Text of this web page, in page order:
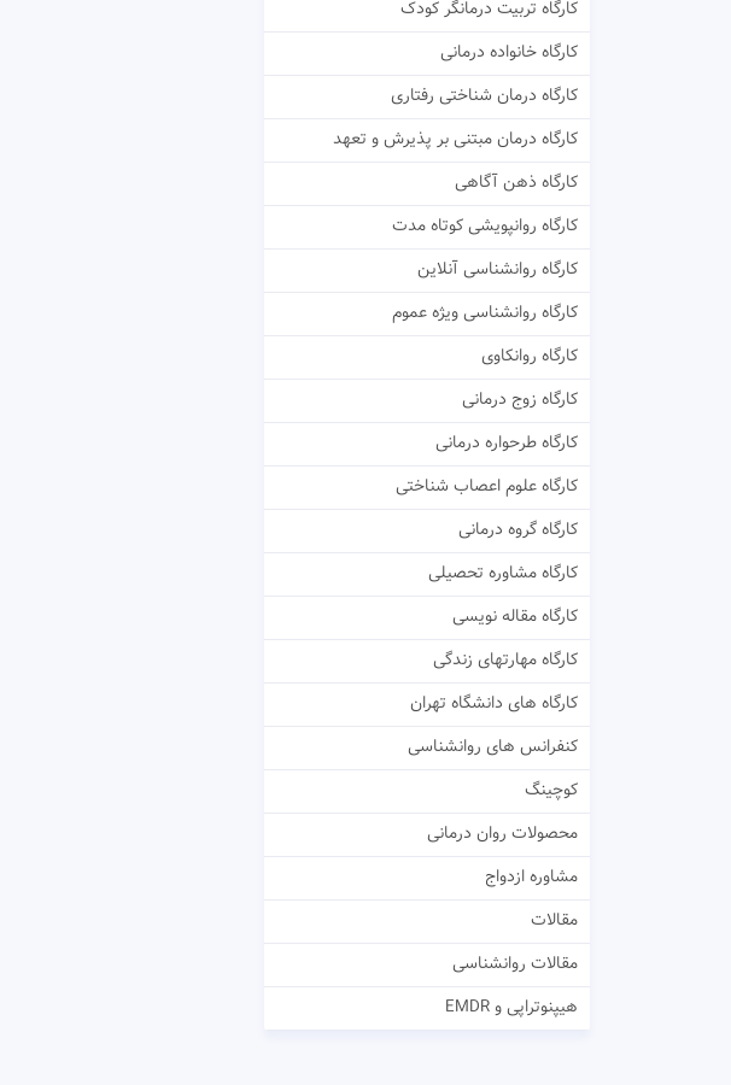
کارگاه تربیت درمانگر کودک
کارگاه خانواده درمانی
کارگاه درمان شناختی رفتاری
کارگاه درمان مبتنی بر پذیرش و تعهد
کارگاه ذهن آگاهی
کارگاه روانپویشی کوتاه مدت
کارگاه روانشناسی آنلاین
کارگاه روانشناسی ویژه عموم
کارگاه روانکاوی
کارگاه زوج درمانی
کارگاه طرحواره درمانی
کارگاه علوم اعصاب شناختی
کارگاه گروه درمانی
کارگاه مشاوره تحصیلی
کارگاه مقاله نویسی
کارگاه مهارتهای زندگی
کارگاه های دانشگاه تهران
کنفرانس های روانشناسی
کوچینگ
محصولات روان درمانی
مشاوره ازدواج
مقالات
مقالات روانشناسی
هیپنوتراپی و EMDR